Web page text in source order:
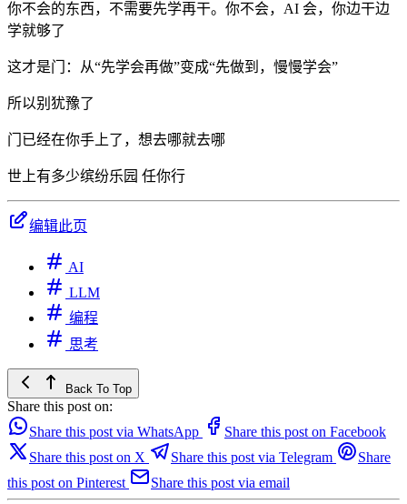
你不会的东西，不需要先学再干。你不会，AI 会，你边干边
学就够了
这才是门：从“先学会再做”变成“先做到，慢慢学会”
所以别犹豫了
门已经在你手上了，想去哪就去哪
世上有多少缤纷乐园 任你行
编辑此页
AI
LLM
编程
思考
Back To Top
Share this post on:
Share this post via WhatsApp
Share this post on Facebook
Share this post on X
Share this post via Telegram
Share
this post on Pinterest
Share this post via email